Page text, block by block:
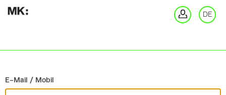
DE
E-Mail / Mobil